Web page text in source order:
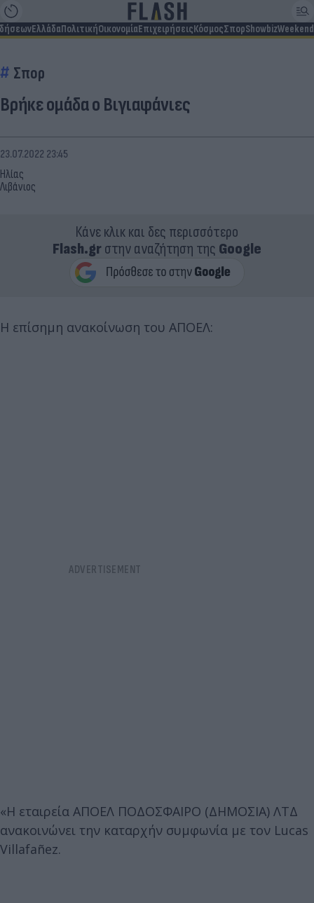
ΕλλάδαΠολιτικήΟικονομίαΕπιχειρήσειςΚόσμοςΣπορShowbizWeekend
Σπορ
Βρήκε ομάδα ο Βιγιαφάνιες
Ηλίας
Λιβάνιος
23.07.2022 23:45
Κάνε κλικ και δες περισσότερο
Flash.grστην αναζήτηση της Google
Η επίσημη ανακοίνωση του ΑΠΟΕΛ:
«Η εταιρεία ΑΠΟΕΛ ΠΟΔΟΣΦΑΙΡΟ (ΔΗΜΟΣΙΑ) ΛΤΔ
ανακοινώνει την καταρχήν συμφωνία με τον Lucas
Villafañez.